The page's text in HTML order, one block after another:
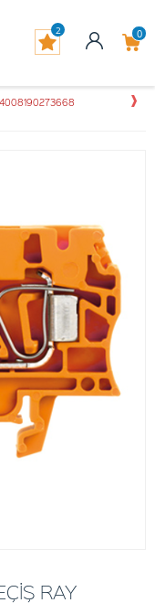
0
2
4008190273668
RAY